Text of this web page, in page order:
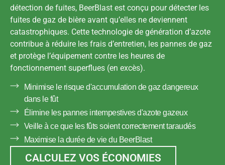
détection de fuites, BeerBlast est conçu pour détecter les
fuites de gaz de bière avant qu’elles ne deviennent
catastrophiques. Cette technologie de génération d’azote
contribue à réduire les frais d’entretien, les pannes de gaz
et protège l’équipement contre les heures de
fonctionnement superflues (en excès).
Minimise le risque d'accumulation de gaz dangereux
dans le fût
Élimine les pannes intempestives d'azote gazeux
Veille à ce que les fûts soient correctement taraudés
Maximise la durée de vie du BeerBlast
CALCULEZ VOS ÉCONOMIES